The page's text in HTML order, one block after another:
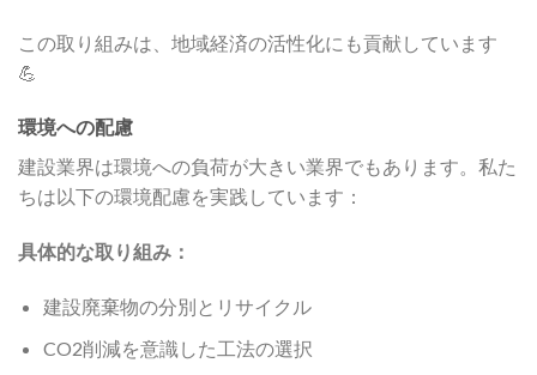
この取り組みは、地域経済の活性化にも貢献しています
💪
環境への配慮
建設業界は環境への負荷が大きい業界でもあります。私た
ちは以下の環境配慮を実践しています：
具体的な取り組み：
建設廃棄物の分別とリサイクル
CO2削減を意識した工法の選択